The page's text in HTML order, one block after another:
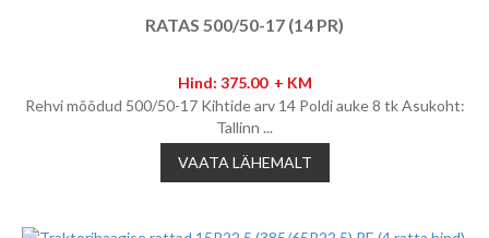
RATAS 500/50-17 (14 PR)
Hind: 375.00 + KM
Rehvi mõõdud 500/50-17 Kihtide arv 14 Poldi auke 8 tk Asukoht:
Tallinn ...
VAATA LÄHEMALT